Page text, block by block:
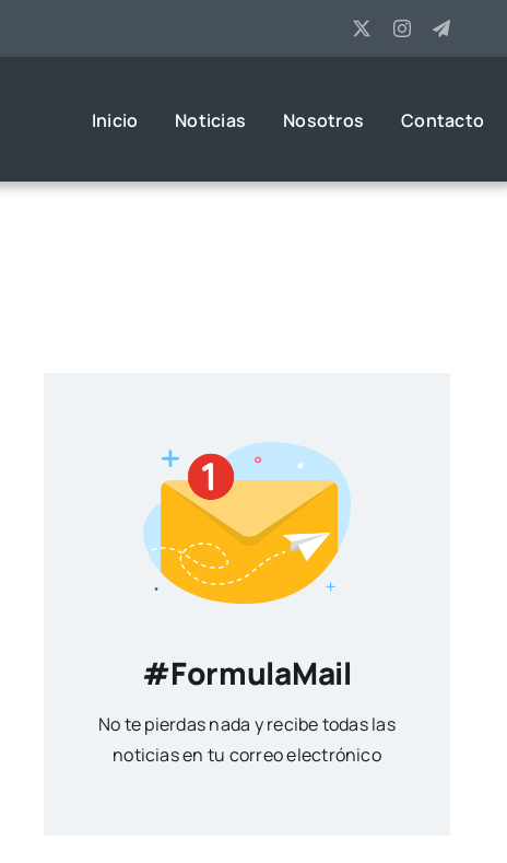
Inicio Noticias Nosotros Contacto
#FormulaMail
No te pierdas nada y recibe todas las
noticias en tu correo electrónico